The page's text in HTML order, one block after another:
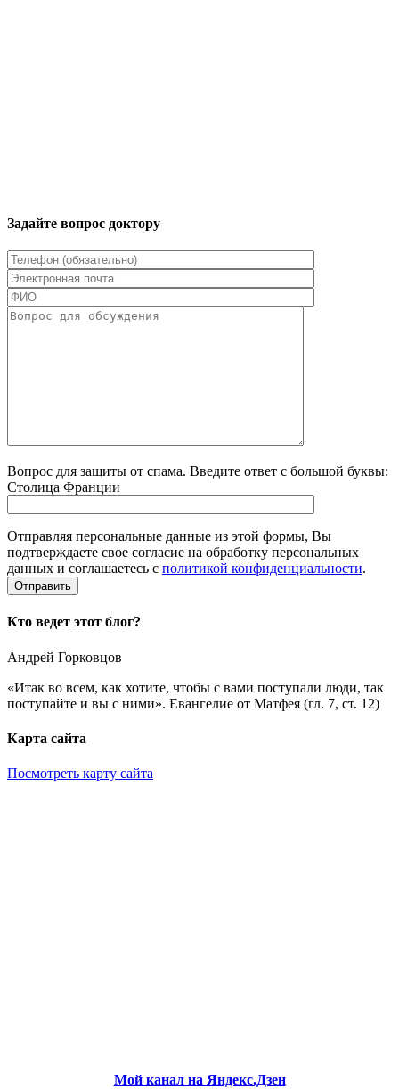
Задайте вопрос доктору
Вопрос для защиты от спама. Введите ответ с большой буквы:
Столица Франции
Отправляя персональные данные из этой формы, Вы
подтверждаете свое согласие на обработку персональных
данных и соглашаетесь с политикой конфиденциальности.
Кто ведет этот блог?
Андрей Горковцов
«Итак во всем, как хотите, чтобы с вами поступали люди, так
поступайте и вы с ними». Евангелие от Матфея (гл. 7, ст. 12)
Карта сайта
Посмотреть карту сайта
Мой канал на Яндекс.Дзен